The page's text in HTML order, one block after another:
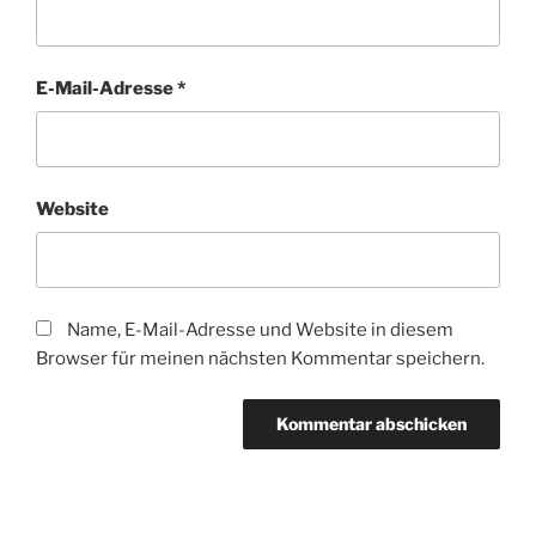
E-Mail-Adresse*
Website
Name, E-Mail-Adresse und Website in diesem
Browser für meinen nächsten Kommentar speichern.